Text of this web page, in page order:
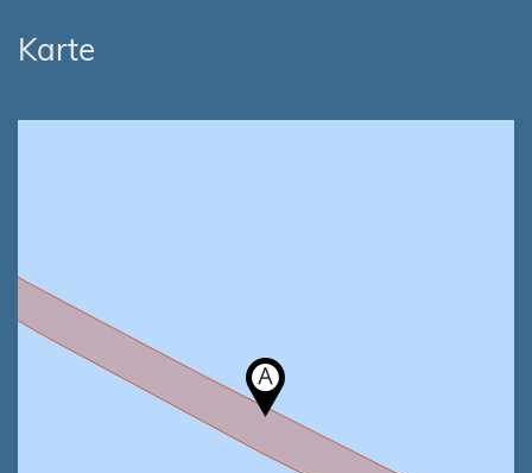
Karte